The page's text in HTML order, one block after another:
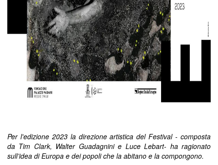
Per l'edizione 2023 la direzione artistica del Festival - composta
da Tim Clark, Walter Guadagnini e Luce Lebart- ha ragionato
sull’idea di Europa e dei popoli che la abitano e la compongono.